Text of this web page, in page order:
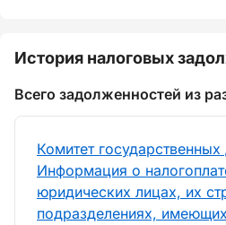
История налоговых
Всего задолженностей из
Комитет
Информация о
юридических лицах, их
подразделениях,